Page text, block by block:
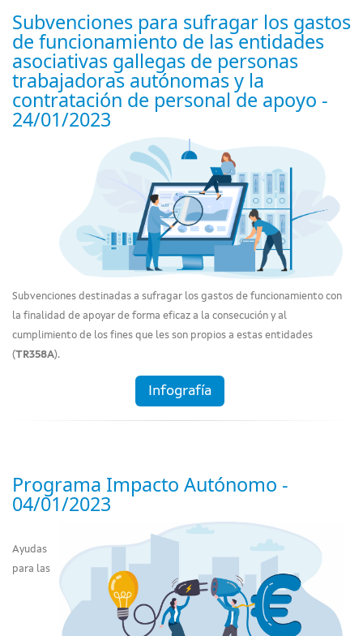
Subvenciones para sufragar los gastos
de funcionamiento de las entidades
asociativas gallegas de personas
trabajadoras autónomas y la
contratación de personal de apoyo -
24/01/2023
Subvenciones destinadas a sufragar los gastos de funcionamiento con
la finalidad de apoyar de forma eficaz a la consecución y al
cumplimiento de los fines que les son propios a estas entidades
(TR358A).
Infografía
Programa Impacto Autónomo -
04/01/2023
Ayudas
para las